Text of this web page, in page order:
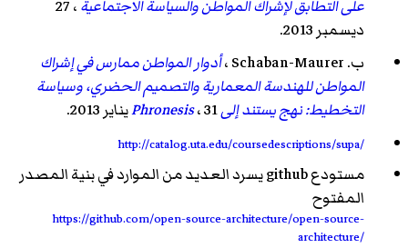
على التطابق لإشراك المواطن والسياسة الاجتماعية ، 27
ديسمبر 2013.
ب. Schaban-Maurer ،
أدوار المواطن ممارس في إشراك
المواطن للهندسة المعمارية والتصميم الحضري، وسياسة
التخطيط: نهج يستند إلى Phronesis، 31 يناير 2013.
http://catalog.uta.edu/coursedescriptions/supa/
مستودع github يسرد العديد من الموارد في بنية المصدر
المفتوح
https://github.com/open-source-architecture/open-source-
architecture/